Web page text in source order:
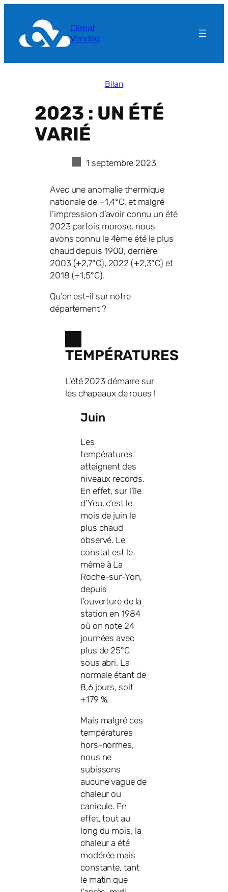
contenu
Climat
Vendée
Bilan
2023 : UN ÉTÉ
VARIÉ
1 septembre 2023
Avec une anomalie thermique
nationale de +1,4°C, et malgré
l’impression d’avoir connu un été
2023 parfois morose, nous
avons connu le 4ème été le plus
chaud depuis 1900, derrière
2003 (+2,7°C), 2022 (+2,3°C) et
2018 (+1,5°C).
Qu’en est-il sur notre
département ?
TEMPÉRATURES
L’été 2023 démarre sur
les chapeaux de roues !
Juin
Les
températures
atteignent des
niveaux records.
En effet, sur l’île
d’Yeu, c’est le
mois de juin le
plus chaud
observé. Le
constat est le
même à La
Roche-sur-Yon,
depuis
l’ouverture de la
station en 1984
où on note 24
journées avec
plus de 25°C
sous abri. La
normale étant de
8,6 jours, soit
+179 %.
Mais malgré ces
températures
hors-normes,
nous ne
subissons
aucune vague de
chaleur ou
canicule. En
effet, tout au
long du mois, la
chaleur a été
modérée mais
constante, tant
le matin que